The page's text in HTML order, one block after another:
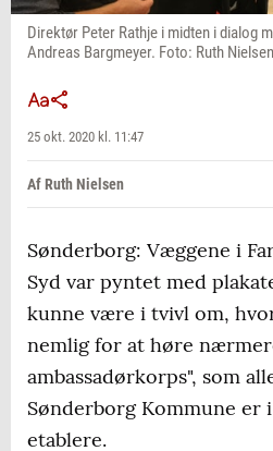
Direktør Peter Rathje i midten i dialog
Andreas Bargmeyer. Foto: Ruth Nielsen
25 okt. 2020 kl. 11:47
Af Ruth Nielsen
Sønderborg: Væggene i
Syd var pyntet med
kunne være i tvivl om,
nemlig for at høre
ambassadørkorps", som
Sønderborg Kommune er
etablere.